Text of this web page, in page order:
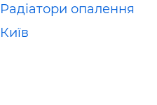
Радіатори опалення
Київ